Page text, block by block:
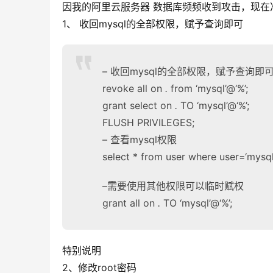
因我的阿里云服务器 数据库频频收到攻击，现在
1、 收回mysql的全部权限，赋予查询即可
– 收回mysql的全部权限，赋予查询即
revoke all on . from ‘mysql’@‘%’;
grant select on . TO ‘mysql’@‘%’;
FLUSH PRIVILEGES;
– 查看mysql权限
select * from user where
–需要使用其他权限可以临时赋权
grant all on . TO ‘mysql’@‘%’;
特别说明
2、修改root密码